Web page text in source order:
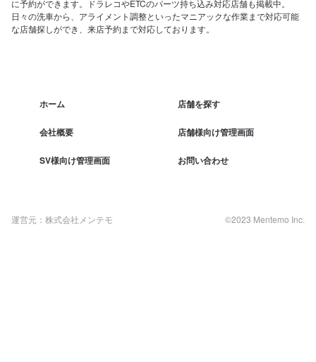
に予約ができます。ドラレコやETCのパーツ持ち込み対応店舗も掲載中。
日々の洗車から、アライメント調整といったマニアックな作業まで対応可能
な店舗探しができ、来店予約まで対応しております。
ホーム 店舗を探す
会社概要 店舗様向け管理画面
SV様向け管理画面 お問い合わせ
運営元：株式会社メンテモ ©2023 Mentemo Inc.